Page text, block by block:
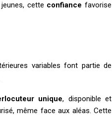
cette confiance favorise
variables font partie de
unique, disponible et
même face aux aléas. Cette